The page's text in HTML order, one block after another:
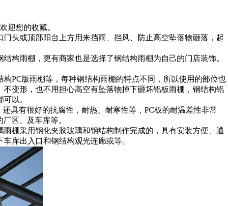
迎您的收藏。
头或顶部阳台上方用来挡雨、挡风、防止高空坠落物砸落，起
构雨棚，更有商家也是选择了钢结构雨棚为自己的门店装饰。
PC版雨棚等，每种钢结构雨棚的特点不同，所以使用的部位也
变形，也不用担心高空有坠落物掉下砸坏铝板雨棚，钢结构铝
以。
具有很好的抗腐性，耐热、耐寒性等，PC板的耐温差性非常
区、及车库等。
棚采用钢化夹胶玻璃和钢结构制作完成的，具有安装方便、通
库出入口和钢结构观光连廊或等。